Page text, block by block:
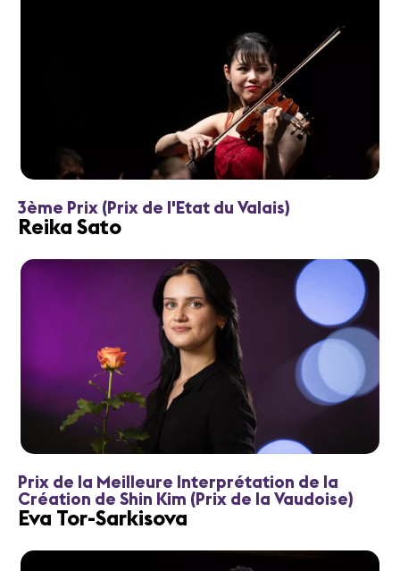
3ème Prix (Prix de l'Etat du Valais)
Reika Sato
Prix de la Meilleure Interprétation de la
Création de Shin Kim (Prix de la Vaudoise)
Eva Tor-Sarkisova